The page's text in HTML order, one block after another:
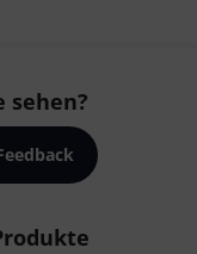
sehen?